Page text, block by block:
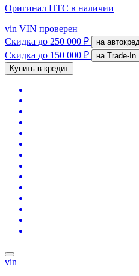
Оригинал ПТС в наличии
vin VIN проверен
Скидка до 250 000 ₽ на
Скидка до 150 000 ₽
на Trade-In
Купить в кредит
vin